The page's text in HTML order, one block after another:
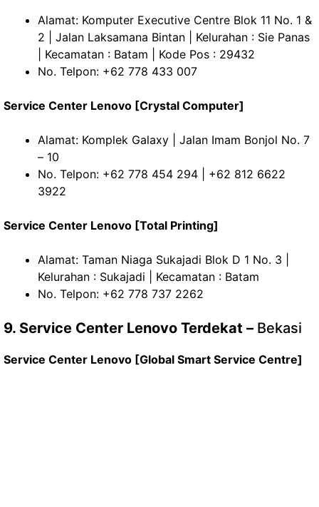
Alamat: Komputer Executive Centre Blok 11 No. 1 &
2 | Jalan Laksamana Bintan | Kelurahan : Sie Panas
| Kecamatan : Batam | Kode Pos : 29432
No. Telpon: +62 778 433 007
Service Center Lenovo [Crystal Computer]
Alamat: Komplek Galaxy | Jalan Imam Bonjol No. 7
– 10
No. Telpon: +62 778 454 294 | +62 812 6622
3922
Service Center Lenovo [Total Printing]
Alamat: Taman Niaga Sukajadi Blok D 1 No. 3 |
Kelurahan : Sukajadi | Kecamatan : Batam
No. Telpon: +62 778 737 2262
9. Service Center Lenovo Terdekat – Bekasi
Service Center Lenovo [Global Smart Service Centre]